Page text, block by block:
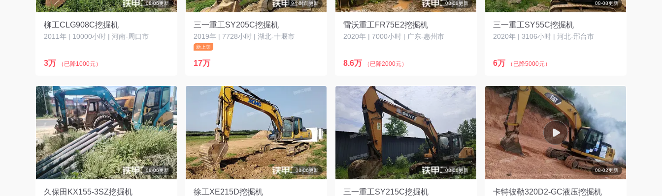
08-06更新
柳工CLG908C挖掘机
2011年 | 10000小时 | 河南-周口市
3万 （已降1000元）
9小时前更新
三一重工SY205C挖掘机
2019年 | 7728小时 | 湖北-十堰市
新上架
17万
08-08更新
雷沃重工FR75E2挖掘机
2020年 | 7000小时 | 广东-惠州市
8.6万 （已降2000元）
08-08更新
三一重工SY55C挖掘机
2020年 | 3106小时 | 河北-邢台市
6万 （已降5000元）
08-06更新
久保田KX155-3SZ挖掘机
08-06更新
徐工XE215D挖掘机
08-06更新
三一重工SY215C挖掘机
08-02更新
卡特彼勒320D2-GC液压挖掘机